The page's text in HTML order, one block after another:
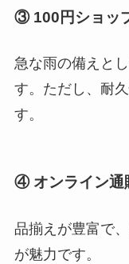
③ 100円ショッ
急な雨の備えと
す。ただし、耐
す。
④ オンライン通
品揃えが豊富で
が魅力です。